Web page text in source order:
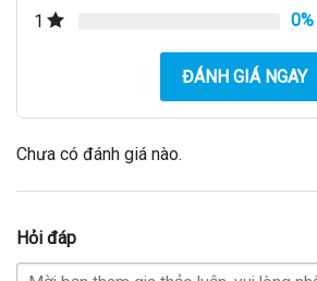
1
0%
ĐÁNH GIÁ NGAY
Chưa có đánh giá nào.
Hỏi đáp